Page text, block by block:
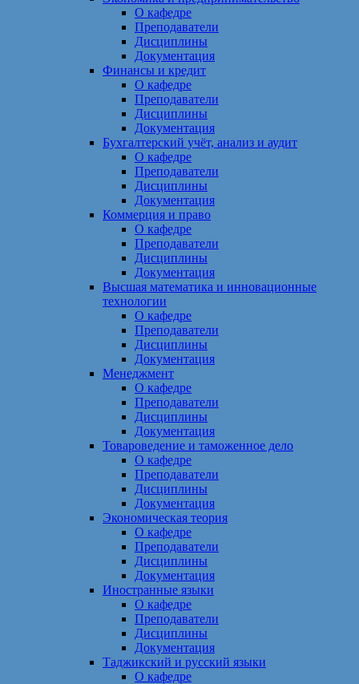
О кафедре
Преподаватели
Дисциплины
Документация
Финансы и кредит
О кафедре
Преподаватели
Дисциплины
Документация
Бухгалтерский учёт, анализ и аудит
О кафедре
Преподаватели
Дисциплины
Документация
Коммерция и право
О кафедре
Преподаватели
Дисциплины
Документация
Высшая математика и инновационные
технологии
О кафедре
Преподаватели
Дисциплины
Документация
Менеджмент
О кафедре
Преподаватели
Дисциплины
Документация
Товароведение и таможенное дело
О кафедре
Преподаватели
Дисциплины
Документация
Экономическая теория
О кафедре
Преподаватели
Дисциплины
Документация
Иностранные языки
О кафедре
Преподаватели
Дисциплины
Документация
Таджикский и русский языки
О кафедре